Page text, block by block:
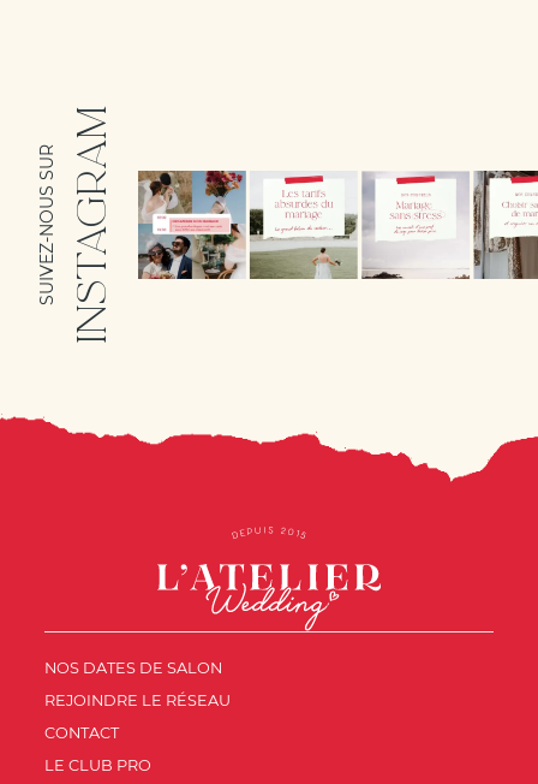
INSTAGRAM
SUIVEZ-NOUS SUR
NOS DATES DE SALON
REJOINDRE LE RÉSEAU
CONTACT
LE CLUB PRO